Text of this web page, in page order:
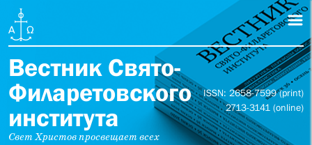
Вестник Свято-
Филаретовского
института
Свет Христов просвещает всех
ISSN: 2658-7599 (print)
2713-3141 (online)